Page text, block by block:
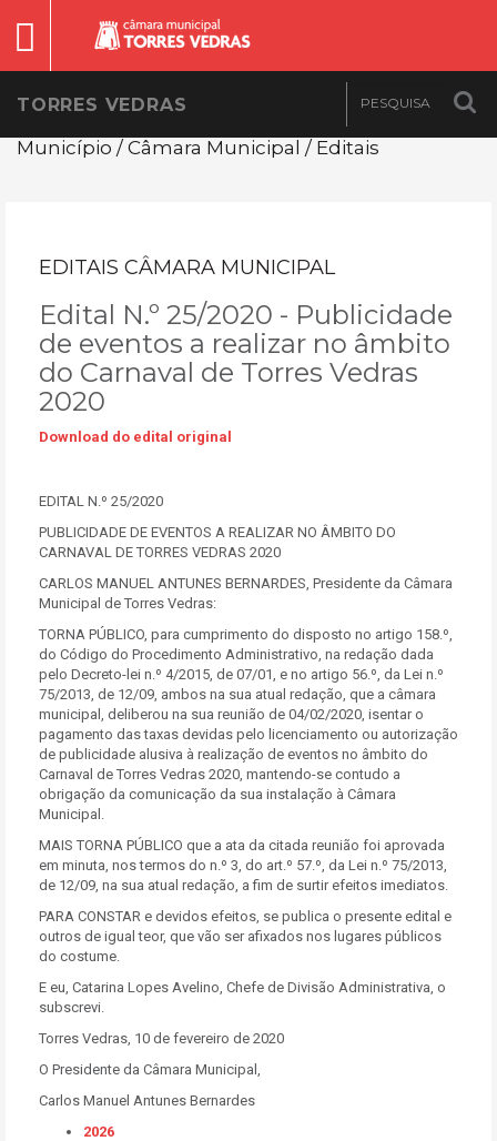
TORRES VEDRAS
Município / Câmara Municipal / Editais
EDITAIS CÂMARA MUNICIPAL
Edital N.º 25/2020 - Publicidade
de eventos a realizar no âmbito
do Carnaval de Torres Vedras
2020
Download do edital original
EDITAL N.º 25/2020
PUBLICIDADE DE EVENTOS A REALIZAR NO ÂMBITO DO
CARNAVAL DE TORRES VEDRAS 2020
CARLOS MANUEL ANTUNES BERNARDES, Presidente da Câmara
Municipal de Torres Vedras:
TORNA PÚBLICO, para cumprimento do disposto no artigo 158.º,
do Código do Procedimento Administrativo, na redação dada
pelo Decreto-lei n.º 4/2015, de 07/01, e no artigo 56.º, da Lei n.º
75/2013, de 12/09, ambos na sua atual redação, que a câmara
municipal, deliberou na sua reunião de 04/02/2020, isentar o
pagamento das taxas devidas pelo licenciamento ou autorização
de publicidade alusiva à realização de eventos no âmbito do
Carnaval de Torres Vedras 2020, mantendo-se contudo a
obrigação da comunicação da sua instalação à Câmara
Municipal.
MAIS TORNA PÚBLICO que a ata da citada reunião foi aprovada
em minuta, nos termos do n.º 3, do art.º 57.º, da Lei n.º 75/2013,
de 12/09, na sua atual redação, a fim de surtir efeitos imediatos.
PARA CONSTAR e devidos efeitos, se publica o presente edital e
outros de igual teor, que vão ser afixados nos lugares públicos
do costume.
E eu, Catarina Lopes Avelino, Chefe de Divisão Administrativa, o
subscrevi.
Torres Vedras, 10 de fevereiro de 2020
O Presidente da Câmara Municipal,
Carlos Manuel Antunes Bernardes
2026